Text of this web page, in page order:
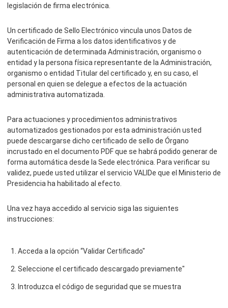
legislación de firma electrónica.
Un certificado de Sello Electrónico vincula unos Datos de
Verificación de Firma a los datos identificativos y de
autenticación de determinada Administración, organismo o
entidad y la persona física representante de la Administración,
organismo o entidad Titular del certificado y, en su caso, el
personal en quien se delegue a efectos de la actuación
administrativa automatizada.
Para actuaciones y procedimientos administrativos
automatizados gestionados por esta administración usted
puede descargarse dicho certificado de sello de Órgano
incrustado en el documento PDF que se habrá podido generar de
forma automática desde la Sede electrónica. Para verificar su
validez, puede usted utilizar el servicio VALIDe que el Ministerio de
Presidencia ha habilitado al efecto.
Una vez haya accedido al servicio siga las siguientes
instrucciones:
Acceda a la opción “Validar Certificado"
Seleccione el certificado descargado previamente"
Introduzca el código de seguridad que se muestra